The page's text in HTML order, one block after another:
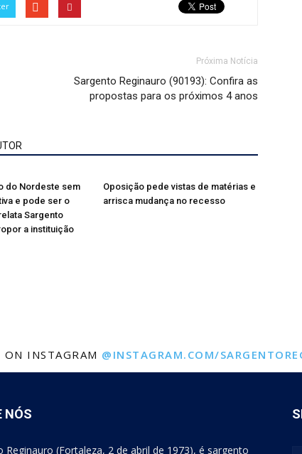
Próxima Notícia
Sargento Reginauro (90193): Confira as
propostas para os próximos 4 anos
do Nordeste sem
e pode ser o
Sargento
a instituição
Oposição pede vistas de matérias e
arrisca mudança no recesso
ON INSTAGRAM @INSTAGRAM.COM/
NÓS
Reginauro (Fortaleza, 2 de abril de 1973), é sargento